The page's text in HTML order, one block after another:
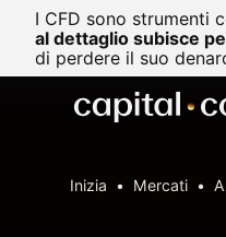
I CFD sono strumenti
al dettaglio subisce
di perdere il suo
Inizia Mercati